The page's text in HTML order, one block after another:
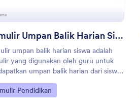
Formulir Umpan Balik Harian Siswa
umpan balik harian siswa adalah
yang digunakan oleh guru untuk
umpan balik harian dari siswa.
guru di sekolah menengah
atau atas, atau guru di universitas
Category:
Pendidikan